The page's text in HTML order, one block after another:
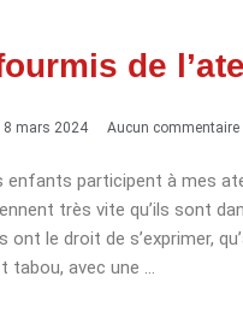
de
8 mars 2024 Aucun commentaire
enfants participent à mes
très vite qu’ils sont
ont le droit de s’exprimer,
tabou, avec une …